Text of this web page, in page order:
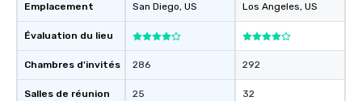
Emplacement
Évaluation du lieu
Chambres d'invités
Salles de réunion
San Diego, US
286
25
Los Angeles, US
292
32